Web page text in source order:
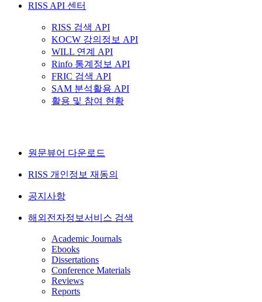
RISS API 센터
RISS 검색 API
KOCW 강의정보 API
WILL 연계 API
Rinfo 통계정보 API
FRIC 검색 API
SAM 분석활용 API
활용 및 참여 현황
원문뷰어 다운로드
RISS 개인정보 재동의
공지사항
해외전자정보서비스 검색
Academic Journals
Ebooks
Dissertations
Conference Materials
Reviews
Reports